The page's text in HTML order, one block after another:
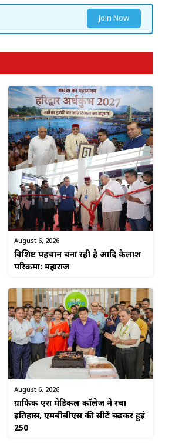
Join Now
August 6, 2026
विशिष्ट पहचान बना रही है आदि कैलाश
परिक्रमा: महाराज
August 6, 2026
ग्राफिक एरा मेडिकल कॉलेज ने रचा
इतिहास, एमबीबीएस की सीटें बढ़कर हुईं
250